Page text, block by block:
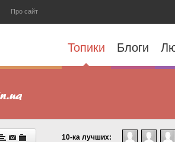
Про сайт
Топики Блоги
10-ка лучших: